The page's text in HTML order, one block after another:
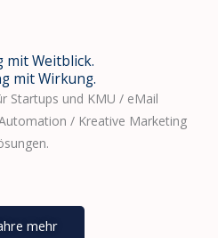
mit Weitblick.
mit Wirkung.
Startups und KMU / eMail
/ Kreative Marketing
mehr